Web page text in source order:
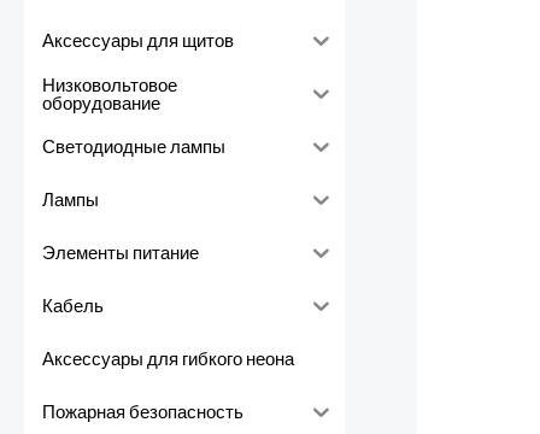
Аксессуары для щитов
Низковольтовое
оборудование
Светодиодные лампы
Лампы
Элементы питание
Кабель
Аксессуары для гибкого неона
Пожарная безопасность